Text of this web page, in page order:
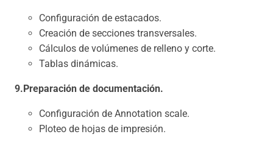
Configuración de estacados.
Creación de secciones transversales.
Cálculos de volúmenes de relleno y corte.
Tablas dinámicas.
9.Preparación de documentación.
Configuración de Annotation scale.
Ploteo de hojas de impresión.